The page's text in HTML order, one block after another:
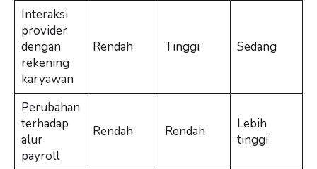
Interaksi
provider
dengan
rekening
karyawan
Rendah Tinggi Sedang
Perubahan
terhadap
alur
payroll
Rendah Rendah
Lebih
tinggi